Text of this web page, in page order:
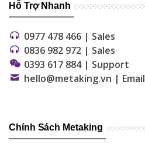
Hỗ Trợ Nhanh
0977 478 466 | Sales
0836 982 972 | Sales
0393 617 884 | Support
hello@metaking.vn | Email
Chính Sách Metaking